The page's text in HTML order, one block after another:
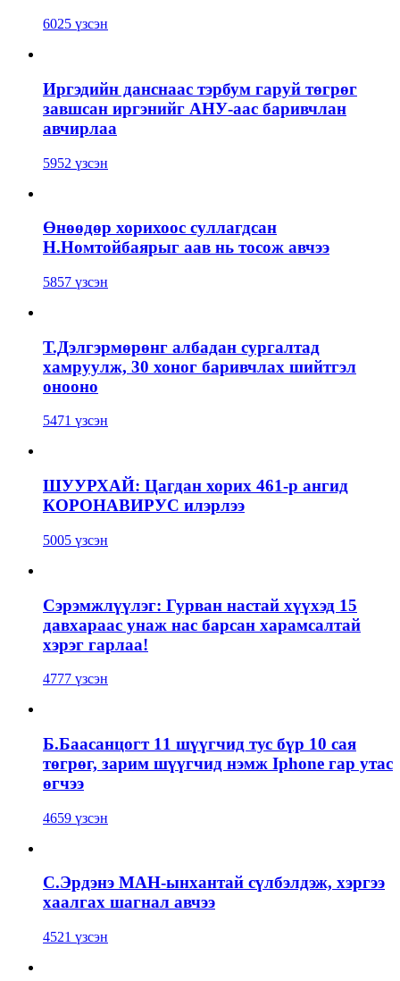
6025 үзсэн
Иргэдийн данснаас тэрбум гаруй төгрөг
завшсан иргэнийг АНУ-аас баривчлан
авчирлаа
5952 үзсэн
Өнөөдөр хорихоос суллагдсан
Н.Номтойбаярыг аав нь тосож авчээ
5857 үзсэн
Т.Дэлгэрмөрөнг албадан сургалтад
хамруулж, 30 хоног баривчлах шийтгэл
онооно
5471 үзсэн
ШУУРХАЙ: Цагдан хорих 461-р ангид
КОРОНАВИРУС илэрлээ
5005 үзсэн
Сэрэмжлүүлэг: Гурван настай хүүхэд 15
давхараас унаж нас барсан харамсалтай
хэрэг гарлаа!
4777 үзсэн
Б.Баасанцогт 11 шүүгчид тус бүр 10 сая
төгрөг, зарим шүүгчид нэмж Iphone гар утас
өгчээ
4659 үзсэн
С.Эрдэнэ МАН-ынхантай сүлбэлдэж, хэргээ
хаалгах шагнал авчээ
4521 үзсэн